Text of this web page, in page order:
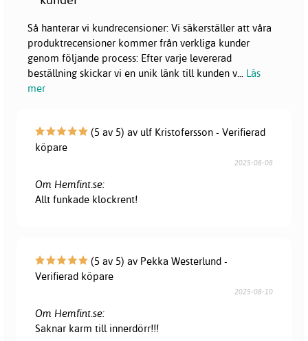
Så hanterar vi kundrecensioner: Vi säkerställer att våra
produktrecensioner kommer från verkliga kunder
genom följande process: Efter varje levererad
beställning skickar vi en unik länk till kunden v
Läs
mer
(5 av 5) av ulf Kristofersson - Verifierad
köpare
2025-08-08
Om Hemfint.se:
Allt funkade klockrent!
(5 av 5) av Pekka Westerlund -
Verifierad köpare
2025-08-10
Om Hemfint.se:
Saknar karm till innerdörr!!!